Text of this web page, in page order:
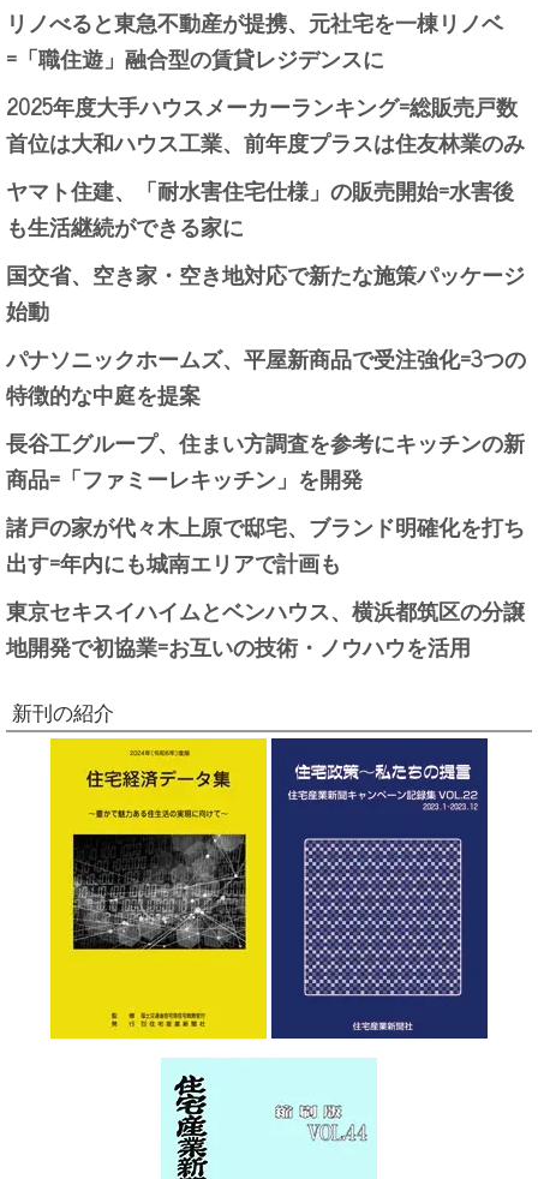
リノべると東急不動産が提携、元社宅を一棟リノベ
=「職住遊」融合型の賃貸レジデンスに
2025年度大手ハウスメーカーランキング=総販売戸数
首位は大和ハウス工業、前年度プラスは住友林業のみ
ヤマト住建、「耐水害住宅仕様」の販売開始=水害後
も生活継続ができる家に
国交省、空き家・空き地対応で新たな施策パッケージ
始動
パナソニックホームズ、平屋新商品で受注強化=3つの
特徴的な中庭を提案
長谷工グループ、住まい方調査を参考にキッチンの新
商品=「ファミーレキッチン」を開発
諸戸の家が代々木上原で邸宅、ブランド明確化を打ち
出す=年内にも城南エリアで計画も
東京セキスイハイムとベンハウス、横浜都筑区の分譲
地開発で初協業=お互いの技術・ノウハウを活用
新刊の紹介